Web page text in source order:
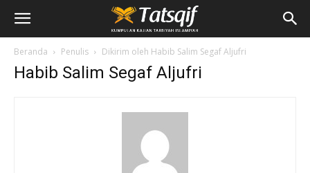
Beranda Penulis Dikirim oleh Habib Salim Segaf Aljufri
Habib Salim Segaf Aljufri